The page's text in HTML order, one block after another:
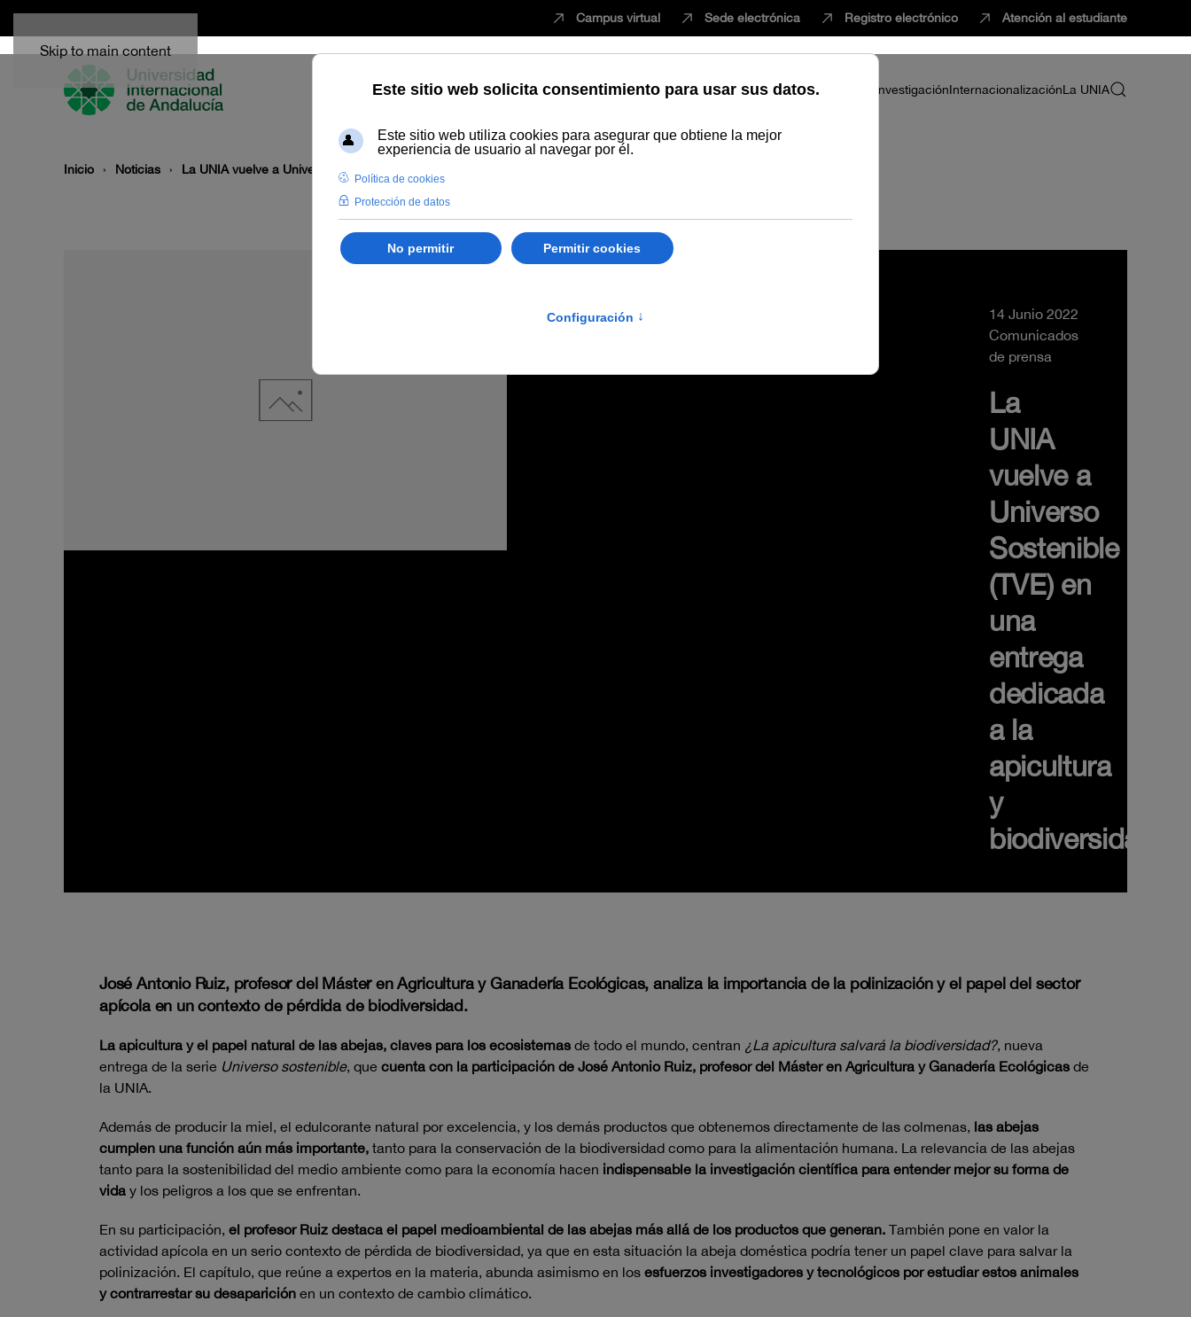
Skip to main content
Campus virtual Sede electrónica Registro electrónico Atención al estudiante
EstudiarInnovaciónVida universitariaProfesorado InvestigaciónInternacionalizaciónLa UNIA
Inicio Noticias La UNIA vuelve a Universo Sostenible (TVE) en una entrega dedicada a la apicultura y biodiversidad
14 Junio 2022
Comunicados
de prensa
La
UNIA
vuelve a
Universo
Sostenible
(TVE) en
una
entrega
dedicada
a la
apicultura
y
biodiversidad
José Antonio Ruiz, profesor del Máster en Agricultura y Ganadería Ecológicas, analiza la importancia de la polinización y el papel del sector
apícola en un contexto de pérdida de biodiversidad.
La apicultura y el papel natural de las abejas, claves para los ecosistemas de todo el mundo, centran ¿La apicultura salvará la biodiversidad?, nueva
entrega de la serie Universo sostenible, que cuenta con la participación de José Antonio Ruiz, profesor del Máster en Agricultura y Ganadería Ecológicas de
la UNIA.
Además de producir la miel, el edulcorante natural por excelencia, y los demás productos que obtenemos directamente de las colmenas, las abejas
cumplen una función aún más importante, tanto para la conservación de la biodiversidad como para la alimentación humana. La relevancia de las abejas
tanto para la sostenibilidad del medio ambiente como para la economía hacen indispensable la investigación científica para entender mejor su forma de
vida y los peligros a los que se enfrentan.
En su participación, el profesor Ruiz destaca el papel medioambiental de las abejas más allá de los productos que generan. También pone en valor la
actividad apícola en un serio contexto de pérdida de biodiversidad, ya que en esta situación la abeja doméstica podría tener un papel clave para salvar la
polinización. El capítulo, que reúne a expertos en la materia, abunda asimismo en los esfuerzos investigadores y tecnológicos por estudiar estos animales
y contrarrestar su desaparición en un contexto de cambio climático.